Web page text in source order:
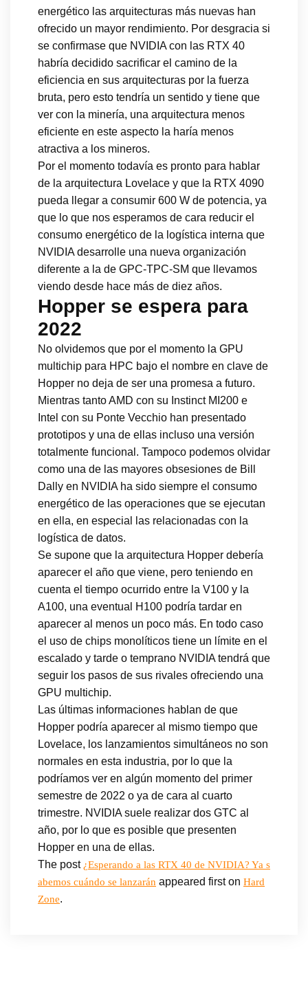
energético las arquitecturas más nuevas han
ofrecido un mayor rendimiento. Por desgracia si
se confirmase que NVIDIA con las RTX 40
habría decidido sacrificar el camino de la
eficiencia en sus arquitecturas por la fuerza
bruta, pero esto tendría un sentido y tiene que
ver con la minería, una arquitectura menos
eficiente en este aspecto la haría menos
atractiva a los mineros.
Por el momento todavía es pronto para hablar
de la arquitectura Lovelace y que la RTX 4090
pueda llegar a consumir 600 W de potencia, ya
que lo que nos esperamos de cara reducir el
consumo energético de la logística interna que
NVIDIA desarrolle una nueva organización
diferente a la de GPC-TPC-SM que llevamos
viendo desde hace más de diez años.
Hopper se espera para
2022
No olvidemos que por el momento la GPU
multichip para HPC bajo el nombre en clave de
Hopper no deja de ser una promesa a futuro.
Mientras tanto AMD con su Instinct MI200 e
Intel con su Ponte Vecchio han presentado
prototipos y una de ellas incluso una versión
totalmente funcional. Tampoco podemos olvidar
como una de las mayores obsesiones de Bill
Dally en NVIDIA ha sido siempre el consumo
energético de las operaciones que se ejecutan
en ella, en especial las relacionadas con la
logística de datos.
Se supone que la arquitectura Hopper debería
aparecer el año que viene, pero teniendo en
cuenta el tiempo ocurrido entre la V100 y la
A100, una eventual H100 podría tardar en
aparecer al menos un poco más. En todo caso
el uso de chips monolíticos tiene un límite en el
escalado y tarde o temprano NVIDIA tendrá que
seguir los pasos de sus rivales ofreciendo una
GPU multichip.
Las últimas informaciones hablan de que
Hopper podría aparecer al mismo tiempo que
Lovelace, los lanzamientos simultáneos no son
normales en esta industria, por lo que la
podríamos ver en algún momento del primer
semestre de 2022 o ya de cara al cuarto
trimestre. NVIDIA suele realizar dos GTC al
año, por lo que es posible que presenten
Hopper en una de ellas.
The post ¿Esperando a las RTX 40 de NVIDIA? Ya s
abemos cuándo se lanzarán appeared first on Hard
Zone.